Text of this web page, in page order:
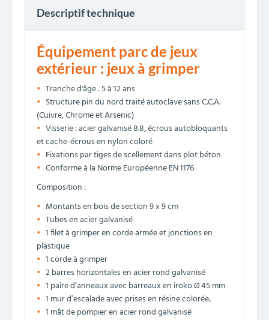
Descriptif technique
Équipement parc de jeux
extérieur : jeux à grimper
Tranche d'âge : 5 à 12 ans
Structure pin du nord traité autoclave sans C.C.A.
(Cuivre, Chrome et Arsenic)
Visserie : acier galvanisé 8.8, écrous autobloquants
et cache-écrous en nylon coloré
Fixations par tiges de scellement dans plot béton
Conforme à la Norme Européenne EN 1176
Composition :
Montants en bois de section 9 x 9 cm
Tubes en acier galvanisé
1 filet à grimper en corde armée et jonctions en
plastique
1 corde à grimper
2 barres horizontales en acier rond galvanisé
1 paire d’anneaux avec barreaux en iroko Ø 45 mm
1 mur d’escalade avec prises en résine colorée;
1 mât de pompier en acier rond galvanisé